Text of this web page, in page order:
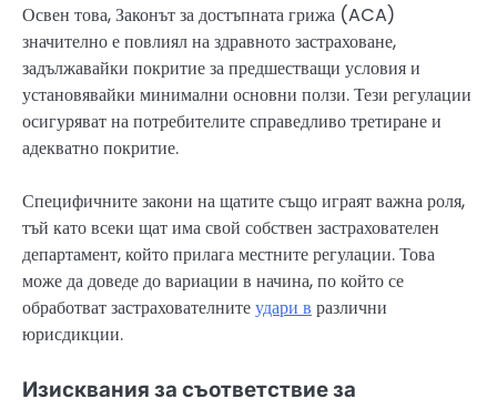
Освен това, Законът за достъпната грижа (ACA)
значително е повлиял на здравното застраховане,
задължавайки покритие за предшестващи условия и
установявайки минимални основни ползи. Тези регулации
осигуряват на потребителите справедливо третиране и
адекватно покритие.
Специфичните закони на щатите също играят важна роля,
тъй като всеки щат има свой собствен застрахователен
департамент, който прилага местните регулации. Това
може да доведе до вариации в начина, по който се
обработват застрахователнитеудари в различни
юрисдикции.
Изисквания за съответствие за